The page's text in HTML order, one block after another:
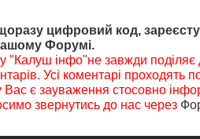
цифровий код,
Форумі.
"Калуш інфо"не завжди поділяє
Усі коментарі проходять
є зауваження стосовно
звернутись до нас через